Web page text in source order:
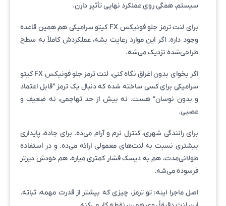
سیستم، همگی روی عملکرد نهایی تأثیر دارن.
برای لنت ترمز جلو فونیکس FX کیتو سرامیکی هم همین قاعده
وجود داره. اگر این موارد رعایت بشه، عملکردش کاملاً به سطح
طراحی‌شده نزدیک می‌شه.
اگر بخوای بدون اغراق نگاه کنی، لنت ترمز جلو فونیکس FX کیتو
سرامیکی برای کسی ساخته شده که دنبال یک ترمز “قابل اعتماد
و بدون نوسان” هست. نه بیش از حد تهاجمی، نه ضعیف و
عصبی.
برای رانندگی شهری، کنترل نرم و آرام می‌ده. برای جاده، پایداری
بیشتری نسبت به لنت‌های معمولی ارائه می‌ده. و در استفاده
طولانی‌مدت، هم به دیسک فشار کمتری میاره، هم خودش دیرتر
فرسوده می‌شه.
اصل ماجرا اینه: تو ترمز، چیزی که بیشتر از قدرت مهمه، ثباته.